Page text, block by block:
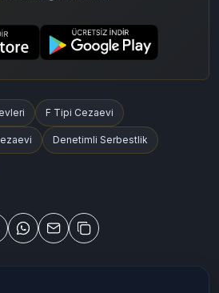
Devam Et
daha hızlı ve kolay mektup gönderin
Denetimli Serbestlik